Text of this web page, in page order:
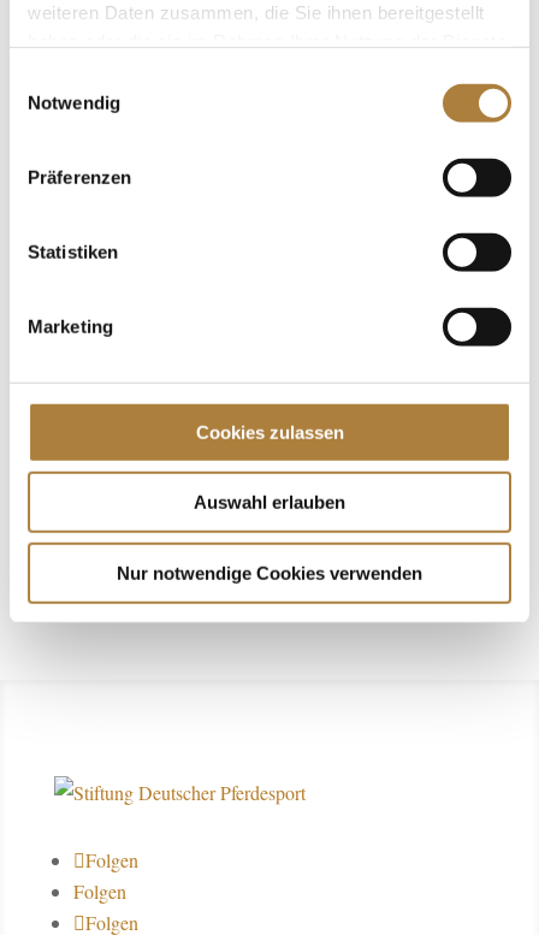
weiteren Daten zusammen, die Sie ihnen bereitgestellt
Notwendig
Präferenzen
Statistiken
Marketing
Cookies zulassen
Auswahl erlauben
Nur notwendige Cookies verwenden
„Die Pferde und der Reitsport haben unser
besondere Momente geschenkt, davon
weiter so erfolgreich bleibt. Wir haben viele
einem erfolgreichen Weg sind, aber es braucht
auch gelingt, denn Spitzenleistung bedeutet,
machen, deshalb sind wir als Förderer in der
Tanja Traupe und Uwe Xanke
Frankfurt am Main
Folgen
Folgen
Folgen